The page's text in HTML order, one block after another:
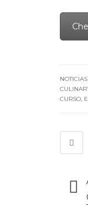
NOTICIAS
CURSO,